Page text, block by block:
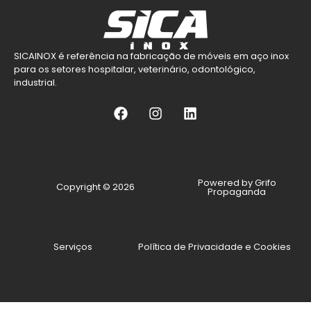
SICAINOX é referência na fabricação de móveis em aço inox
para os setores hospitalar, veterinário, odontológico,
industrial.
Copyright © 2026 Powered by Grifo
Propaganda
Serviços Política de Privacidade e Cookies